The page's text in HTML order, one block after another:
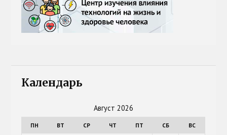
Календарь
Август 2026
ПН ВТ СР ЧТ ПТ СБ ВС